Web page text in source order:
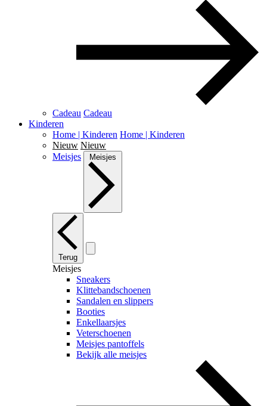
Cadeau Cadeau
Kinderen
Home | Kinderen Home | Kinderen
Nieuw Nieuw
Meisjes
Meisjes
Terug
Meisjes
Sneakers
Klittebandschoenen
Sandalen en slippers
Booties
Enkellaarsjes
Veterschoenen
Meisjes pantoffels
Bekijk alle meisjes